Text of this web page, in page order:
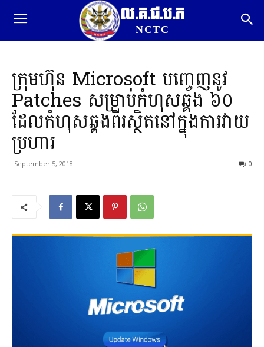
ល.គ.ជ.ប.ភ
NCTC
ក្រុមហ៊ុន Microsoft បញ្ចេញនូវ
Patches សម្រាប់កំហុសឆ្គង ៦០
ដែលកំហុសឆ្គងពីរស្ថិតនៅក្នុងការវាយ
ប្រហារ
September 5, 2018 0